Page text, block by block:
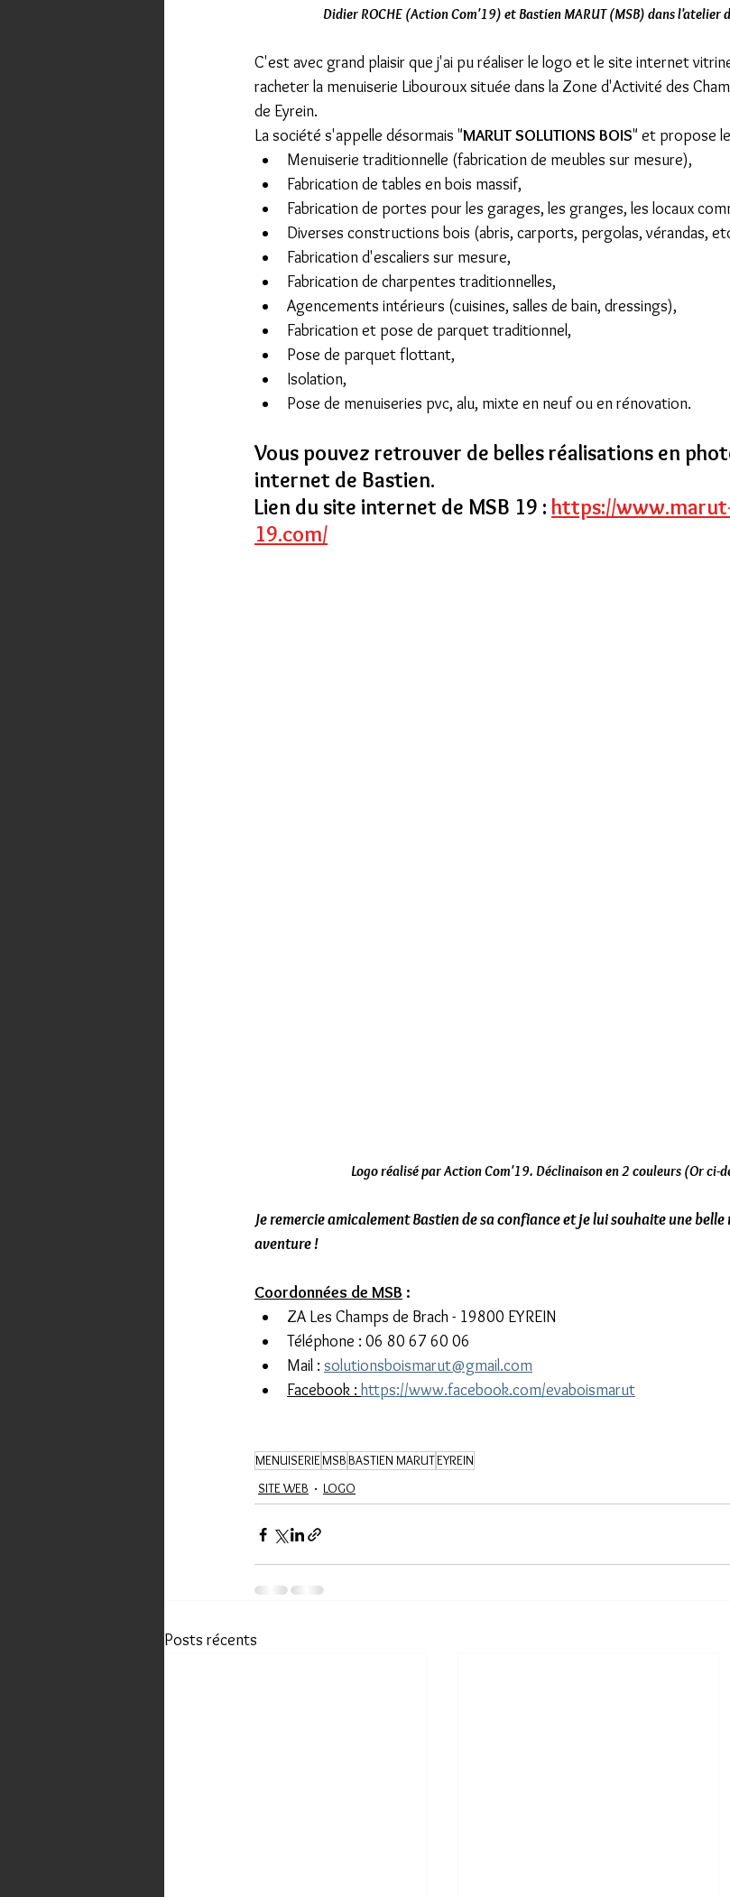
Didier ROCHE (Action Com'19) et Bastien MARUT (MSB) dans l'atelier
C'est avec grand plaisir que j'ai pu réaliser le logo et le site internet
racheter la menuiserie Libouroux située dans la Zone d'Activité des
de Eyrein.
La société s'appelle désormais "MARUT SOLUTIONS BOIS" et propose
Menuiserie traditionnelle (fabrication de meubles sur mesure),
Fabrication de tables en bois massif,
Fabrication de portes pour les garages, les granges, les locaux
Diverses constructions bois (abris, carports, pergolas, vérandas,
Fabrication d'escaliers sur mesure,
Fabrication de charpentes traditionnelles,
Agencements intérieurs (cuisines, salles de bain, dressings),
Fabrication et pose de parquet traditionnel,
Pose de parquet flottant,
Isolation,
Pose de menuiseries pvc, alu, mixte en neuf ou en rénovation.
Vous pouvez retrouver de belles réalisations en
internet de Bastien.
Lien du site internet de MSB 19 : https://
19.com/
Logo réalisé par Action Com'19. Déclinaison en 2 couleurs (Or ci-
Je remercie amicalement Bastien de sa confiance et je lui souhaite une
aventure !
Coordonnées de MSB :
ZA Les Champs de Brach - 19800 EYREIN
Téléphone : 06 80 67 60 06
Mail : solutionsboismarut@gmail.com
Facebook : https://www.facebook.com/evaboismarut
MENUISERIEMSBBASTIEN MARUTEYREIN
SITE WEB
LOGO
Posts récents